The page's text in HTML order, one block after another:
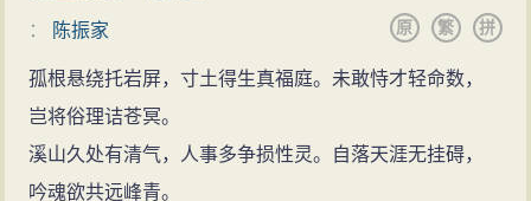
： 陈振家 拼
繁
原
孤根悬绕托岩屏，寸土得生真福庭。未敢恃才轻命数，
岂将俗理诘苍冥。
溪山久处有清气，人事多争损性灵。自落天涯无挂碍，
吟魂欲共远峰青。